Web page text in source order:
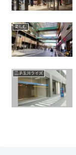
楽しむ
二子玉川ライズ